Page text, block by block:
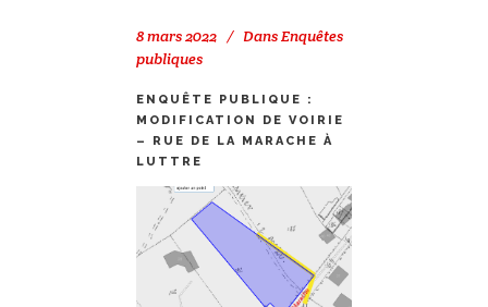
8 mars 2022 DansEnquêtes
publiques
ENQUÊTE PUBLIQUE :
MODIFICATION DE VOIRIE
– RUE DE LA MARACHE À
LUTTRE